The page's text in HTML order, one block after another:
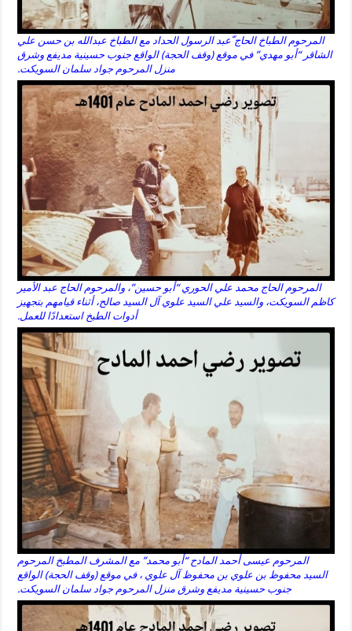
المرحوم الطباخ الحاج ّعبد الرسول الحداد مع الطباخ عبدالله بن حسن علي
الشاقر “أبو مهدي” في موقع (وقف الحجة) الواقع جنوب حسينية مديفع وشرق
منزل المرحوم جواد سلمان السويكت.
المرحوم الحاج محمد علي الحوري “أبو حسين”، والمرحوم الحاج عبد الأمير
كاظم السويكت، والسيد علي السيد علوي آل السيد صالح، أثناء قيامهم بتجهيز
أدوات الطبخ استعدادًا للعمل.
المرحوم عيسى أحمد المادح “أبو محمد” مع المشرف المطبخ المرحوم
السيد محفوظ بن علوي بن محفوظ آل علوي ، في موقع (وقف الحجة) الواقع
جنوب حسينية مديفع وشرق منزل المرحوم جواد سلمان السويكت.